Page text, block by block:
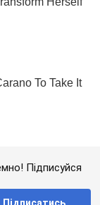
Підписуйся
Підписатись